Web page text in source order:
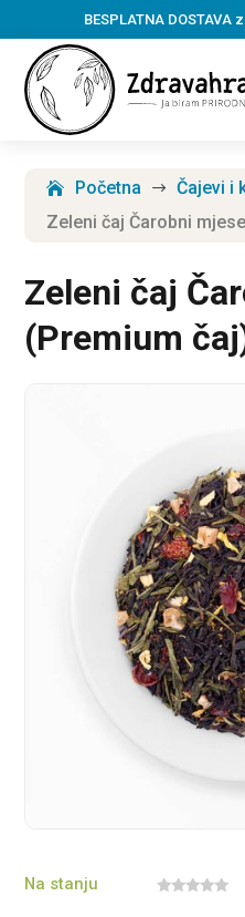
BESPLATNA DOSTAVA
Početna $ Čajevi i
Zeleni čaj Čarobni
Zeleni čaj
(Premium
Na stanju